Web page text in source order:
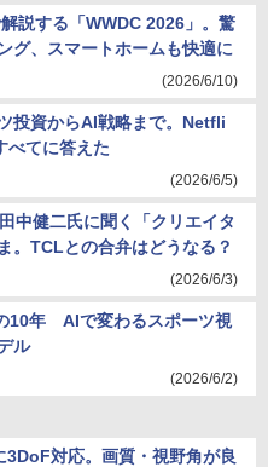
説する「WWDC 2026」。驚
グ、スマートホームも快適に
(2026/6/10)
投資からAI戦略まで。Netfli
べてに答えた
(2026/6/5)
中健二氏に聞く「クリエイタ
。TCLとの合弁はどうなる？
(2026/6/3)
10年 AIで変わるスポーツ視
ル
(2026/6/2)
3DoF対応。画質・視野角が良